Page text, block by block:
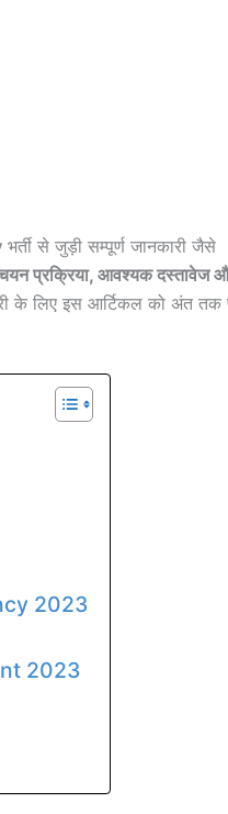
भर्ती से जुड़ी सम्पूर्ण जानकारी जैसे
प्रक्रिया, आवश्यक दस्तावेज
के लिए इस आर्टिकल को अंत तक
2023
2023